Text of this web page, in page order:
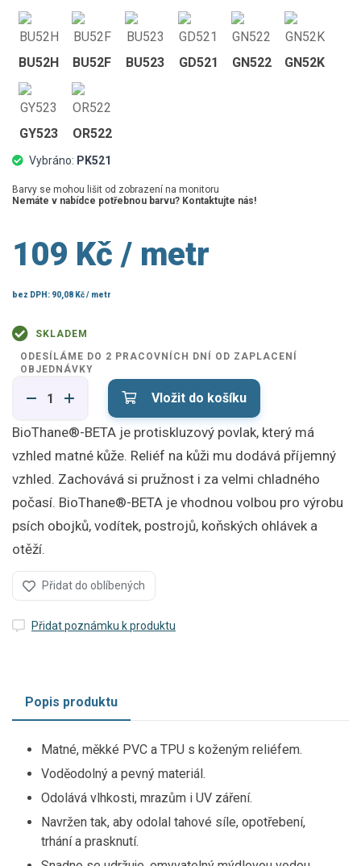
BU52H BU52F BU523 GD521 GN522 GN52K
GY523 OR522
Vybráno: PK521
Barvy se mohou lišit od zobrazení na monitoru
Nemáte v nabídce potřebnou barvu? Kontaktujte nás!
BioThane®-BETA je protiskluzový povlak, který má
vzhled matné kůže. Reliéf na kůži mu dodává příjemný
vzhled. Zachovává si pružnost i za velmi chladného
počasí. BioThane®-BETA je vhodnou volbou pro výrobu
psích obojků, vodítek, postrojů, koňských ohlávek a
otěží.
109 Kč / metr
bez DPH: 90,08 Kč/ metr
Vložit do košíku
Přidat do oblíbených
Přidat poznámku k produktu
SKLADEM
ODESÍLÁME DO 2 PRACOVNÍCH DNÍ OD ZAPLACENÍ
OBJEDNÁVKY
Popis produktu
Matné, měkké PVC a TPU s koženým reliéfem.
Voděodolný a pevný materiál.
Odolává vlhkosti, mrazům i UV záření.
Navržen tak, aby odolal tahové síle, opotřebení,
trhání a prasknutí.